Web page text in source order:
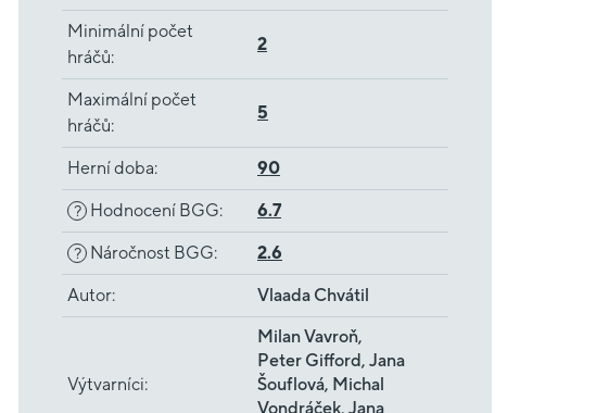
Minimální počet
hráčů:
2
Maximální počet
hráčů:
5
Herní doba: 90
? Hodnocení BGG: 6.7
? Náročnost BGG: 2.6
Autor: Vlaada Chvátil
Výtvarníci:
Milan Vavroň,
Peter Gifford, Jana
Šouflová, Michal
Vondráček, Jana